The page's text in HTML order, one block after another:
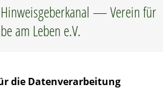
Hin­weis­ge­ber­ka­nal — Ver­ein für
am Leben e.V.
die Daten­ver­ar­bei­tung